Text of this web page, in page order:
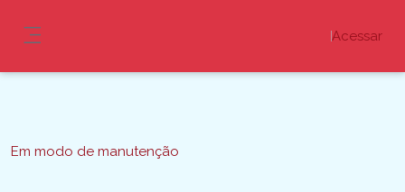
Acessar
Em modo de manutenção